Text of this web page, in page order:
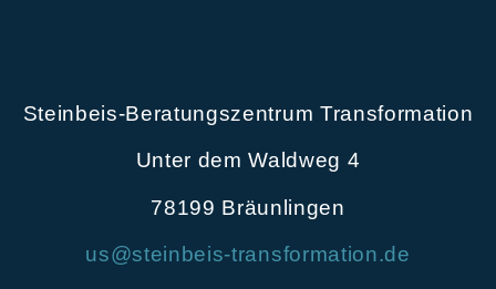
Steinbeis-Beratungszentrum Transformation
Unter dem Waldweg 4
78199 Bräunlingen
us@steinbeis-transformation.de